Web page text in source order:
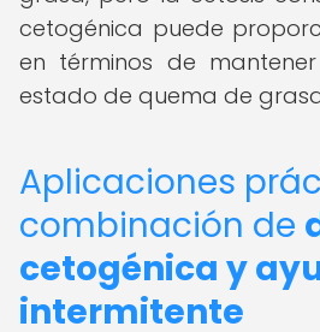
cetogénica puede
en términos de
estado de quema de
Aplicaciones
combinación de
cetogénica y
intermitente